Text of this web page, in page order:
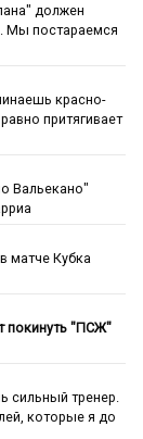
должен
Мы постараемся
красно-
притягивает
Вальекано"
матче Кубка
покинуть "ПСЖ"
сильный тренер.
которые я до